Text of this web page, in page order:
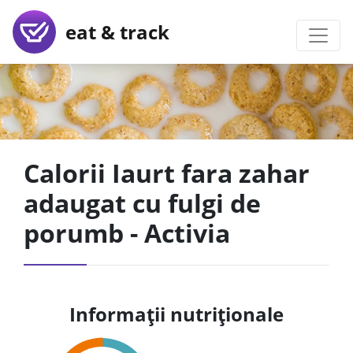
eat & track
Calorii Iaurt fara zahar
adaugat cu fulgi de
porumb - Activia
Informații nutriționale